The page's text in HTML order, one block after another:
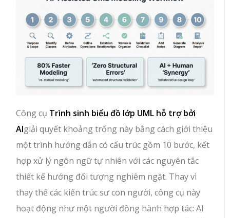
Công cụ Trình sinh biểu đồ lớp UML hỗ trợ bởi
AIgiải quyết khoảng trống này bằng cách giới thiệu
một trình hướng dẫn có cấu trúc gồm 10 bước, kết
hợp xử lý ngôn ngữ tự nhiên với các nguyên tắc
thiết kế hướng đối tượng nghiêm ngặt. Thay vì
thay thế các kiến trúc sư con người, công cụ này
hoạt động như một người đồng hành hợp tác: AI